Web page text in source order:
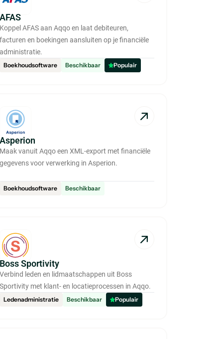
AFAS
Koppel AFAS aan Aqqo en laat debiteuren,
facturen en boekingen aansluiten op je financiële
administratie.
Boekhoudsoftware
Beschikbaar Populair
Asperion
Maak vanuit Aqqo een XML-export met financiële
gegevens voor verwerking in Asperion.
Boekhoudsoftware Beschikbaar
Boss Sportivity
Verbind leden en lidmaatschappen uit Boss
Sportivity met klant- en locatieprocessen in Aqqo.
Ledenadministratie
Beschikbaar Populair